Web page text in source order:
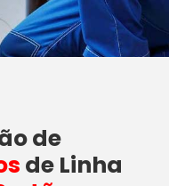
de
de Linha